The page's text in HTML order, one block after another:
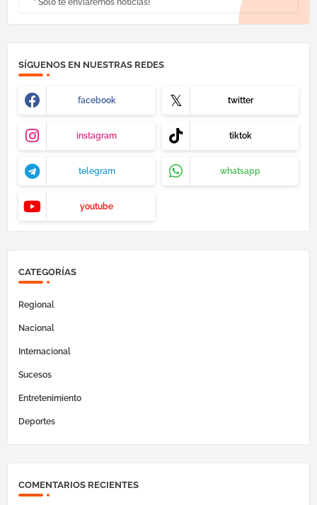
* Solo te enviaremos noticias!
SÍGUENOS EN NUESTRAS REDES
facebook twitter
instagram tiktok
telegram whatsapp
youtube
CATEGORÍAS
Regional
Nacional
Internacional
Sucesos
Entretenimiento
Deportes
COMENTARIOS RECIENTES